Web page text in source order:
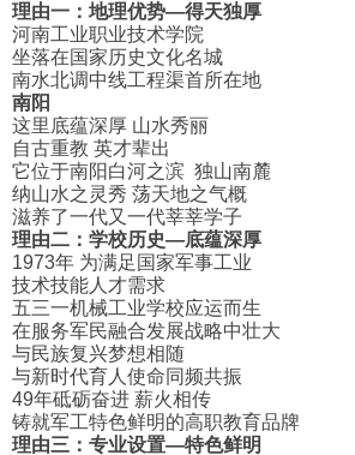
理由一：地理优势—得天独厚
河南工业职业技术学院
坐落在国家历史文化名城
南水北调中线工程渠首所在地
南阳
这里底蕴深厚 山水秀丽
自古重教 英才辈出
它位于南阳白河之滨 独山南麓
纳山水之灵秀 荡天地之气概
滋养了一代又一代莘莘学子
理由二：学校历史—底蕴深厚
1973年 为满足国家军事工业
技术技能人才需求
五三一机械工业学校应运而生
在服务军民融合发展战略中壮大
与民族复兴梦想相随
与新时代育人使命同频共振
49年砥砺奋进 薪火相传
铸就军工特色鲜明的高职教育品牌
理由三：专业设置—特色鲜明